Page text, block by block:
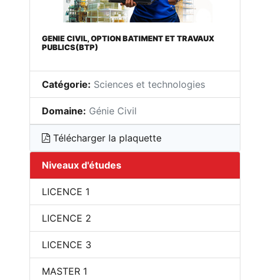
GENIE CIVIL, OPTION BATIMENT ET TRAVAUX
PUBLICS(BTP)
Catégorie: Sciences et technologies
Domaine: Génie Civil
Télécharger la plaquette
Niveaux d'études
LICENCE 1
LICENCE 2
LICENCE 3
MASTER 1